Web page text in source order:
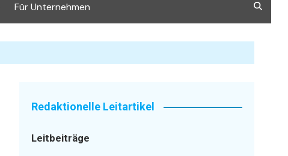
Für Unternehmen
Redaktionelle Leitartikel
Leitbeiträge